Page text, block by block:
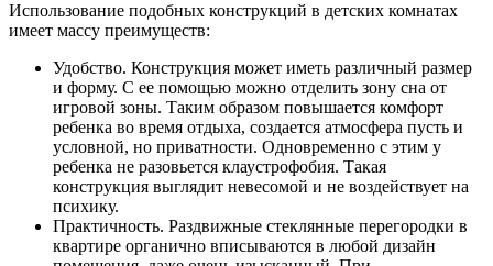
Использование подобных конструкций в детских комнатах
имеет массу преимуществ:
Удобство. Конструкция может иметь различный размер
и форму. С ее помощью можно отделить зону сна от
игровой зоны. Таким образом повышается комфорт
ребенка во время отдыха, создается атмосфера пусть и
условной, но приватности. Одновременно с этим у
ребенка не разовьется клаустрофобия. Такая
конструкция выглядит невесомой и не воздействует на
психику.
Практичность. Раздвижные стеклянные перегородки в
квартире органично вписываются в любой дизайн